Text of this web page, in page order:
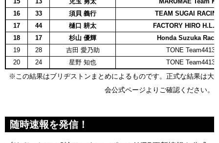
16
33 須貝 義行
TEAM SUGAI
17
44 樋口 耕太
FACTORY HIRO
18
17 杉山 優輝
Honda Suzuka
19
28 吉田 愛乃助
TONE Team4413
20
24 星野 知也 TONE Team4413
※この結果はブリヂストンまとめによるものです。正式な結果は大
会公式ページよりご確認ください。
随時速報を発信！